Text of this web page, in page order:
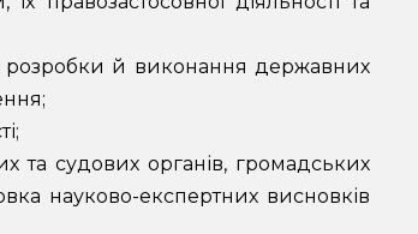
розробки й виконання державних
та судових органів, громадських
науково-експертних висновків